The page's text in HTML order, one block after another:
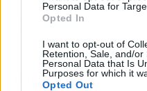
Personal Data for
Opted In
I want to opt-out of
Retention, Sale, and/or
Personal Data that Is
Purposes for which it
Opted Out
es posible de lograr
No Más Fugas, la
equipo de técnicos
el punto exacto de la
innecesarios.